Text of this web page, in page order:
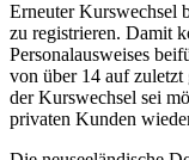
Erneuter Kurswechsel
zu registrieren. Damit
Personalausweises
von über 14 auf
der Kurswechsel sei
privaten Kunden